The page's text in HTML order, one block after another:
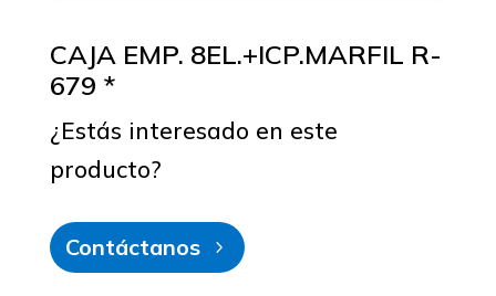
CAJA EMP. 8EL.+ICP.MARFIL R-
679 *
¿Estás interesado en este
producto?
Contáctanos